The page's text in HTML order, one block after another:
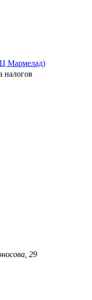
Мармелад)
налогов
29